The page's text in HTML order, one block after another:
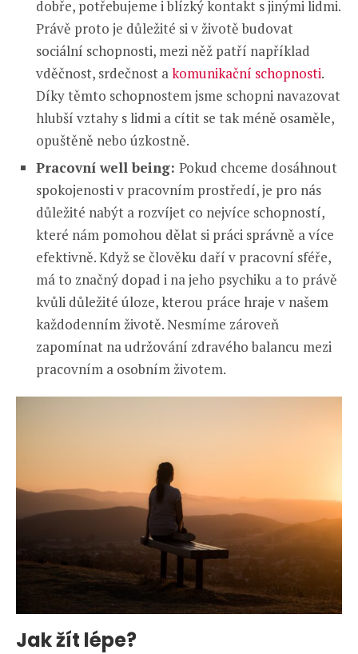
dobře, potřebujeme i blízký kontakt s jinými lidmi.
Právě proto je důležité si v životě budovat
sociální schopnosti, mezi něž patří například
vděčnost, srdečnost akomunikační schopnosti.
Díky těmto schopnostem jsme schopni navazovat
hlubší vztahy s lidmi a cítit se tak méně osaměle,
opuštěně nebo úzkostně.
Pracovní well being: Pokud chceme dosáhnout
spokojenosti v pracovním prostředí, je pro nás
důležité nabýt a rozvíjet co nejvíce schopností,
které nám pomohou dělat si práci správně a více
efektivně. Když se člověku daří v pracovní sféře,
má to značný dopad i na jeho psychiku a to právě
kvůli důležité úloze, kterou práce hraje v našem
každodenním životě. Nesmíme zároveň
zapomínat na udržování zdravého balancu mezi
pracovním a osobním životem.
Jak žít lépe?